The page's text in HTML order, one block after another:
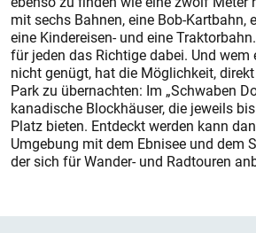
mit sechs Bahnen, eine Bob-Kartbahn,
eine Kindereisen- und eine
für jeden das Richtige dabei. Und wem
nicht genügt, hat die Möglichkeit,
Park zu übernachten: Im „Schwaben
kanadische Blockhäuser, die jeweils
Platz bieten. Entdeckt werden kann
Umgebung mit dem Ebnisee und dem
der sich für Wander- und Radtouren